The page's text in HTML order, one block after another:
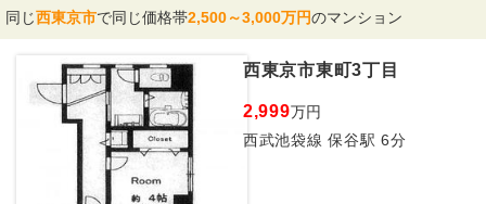
同じ西東京市で同じ価格帯2,500～3,000万円のマンション
西東京市東町3丁目
2,999万円
西武池袋線 保谷駅 6分